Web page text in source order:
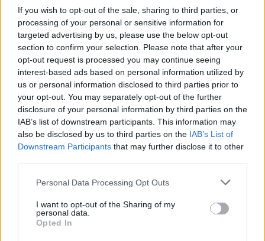
If you wish to opt-out of the sale, sharing to third parties, or
processing of your personal or sensitive information for
targeted advertising by us, please use the below opt-out
section to confirm your selection. Please note that after your
opt-out request is processed you may continue seeing
interest-based ads based on personal information utilized by
us or personal information disclosed to third parties prior to
your opt-out. You may separately opt-out of the further
disclosure of your personal information by third parties on the
IAB’s list of downstream participants. This information may
also be disclosed by us to third parties on the IAB’s List of
Downstream Participants that may further disclose it to other
Personal Data Processing Opt Outs
I want to opt-out of the Sharing of my
personal data.
Opted In
susiję su viena auka, kuri teismo
dokumentuose vadinama inicialais „J. P.“
Neaišku, ar tai vienas iš keturių anksčiau
dainininką apkaltinusių asmenų, kuris teismo
dokumentuose vadinamas tais pačiais
inicialais. Kaip rodo dokumentai, pirmieji
aštuoni kaltinimai yra susiję su įtariamais
incidentais, įvykusiais nuo 2010 metų sausio
kaltinimai susiję su įtariamais nusikaltimais,
įvykdytais nuo 2009 metų gegužės 1-osios
iki 2010 metų sausio 31-osios.